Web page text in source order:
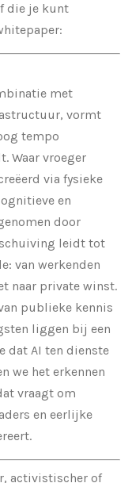
die je kunt
met
vormt
tempo
Waar vroeger
via fysieke
en
door
leidt tot
van werkenden
naar private winst.
publieke kennis
liggen bij een
dat AI ten dienste
we het erkennen
vraagt om
en eerlijke
activistischer of